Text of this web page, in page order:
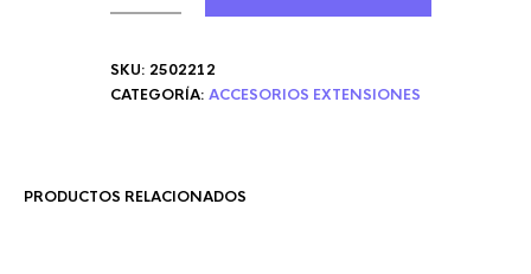
SKU: 2502212
CATEGORÍA: ACCESORIOS EXTENSIONES
PRODUCTOS RELACIONADOS